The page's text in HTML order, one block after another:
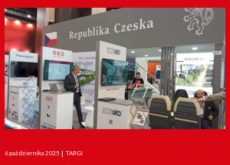
Posted
on
6 października 2025 TARGI